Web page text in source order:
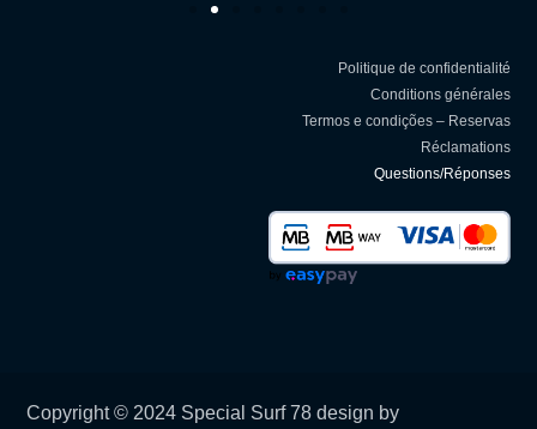
Politique de confidentialité
Conditions générales
Termos e condições – Reservas
Réclamations
Questions/Réponses
Copyright © 2024 Special Surf 78 design by